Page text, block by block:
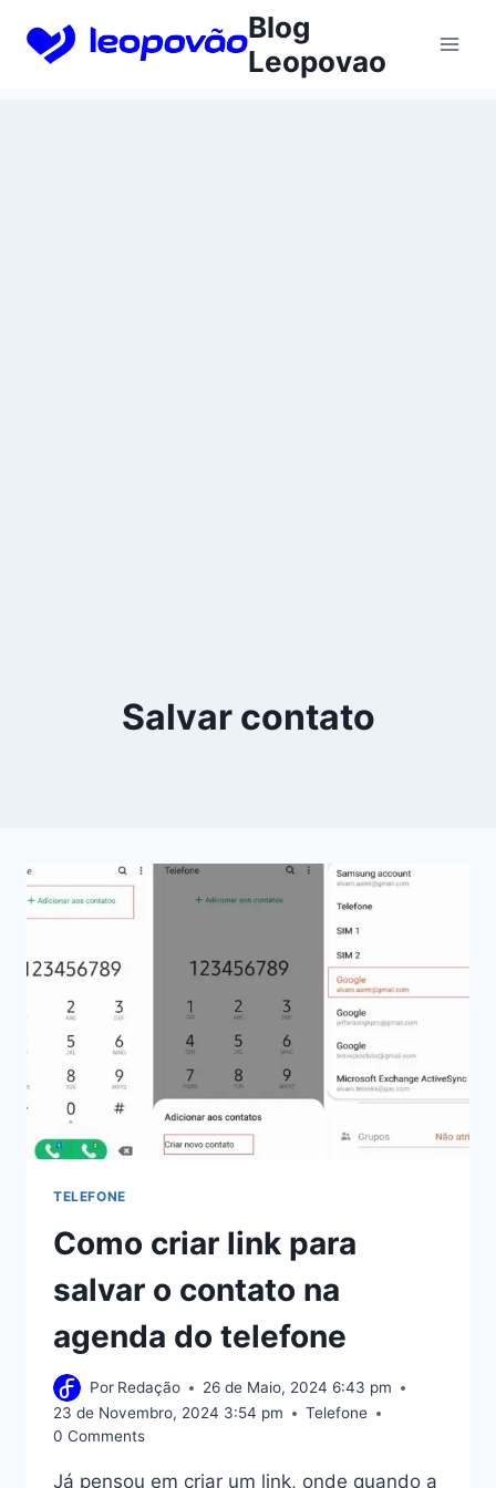
Blog
Leopovao
Salvar contato
TELEFONE
Como criar link para
salvar o contato na
agenda do telefone
Por Redação
26 de Maio, 2024 6:43 pm
23 de Novembro, 2024 3:54 pm
Telefone
0 Comments
Já pensou em criar um link, onde quando a